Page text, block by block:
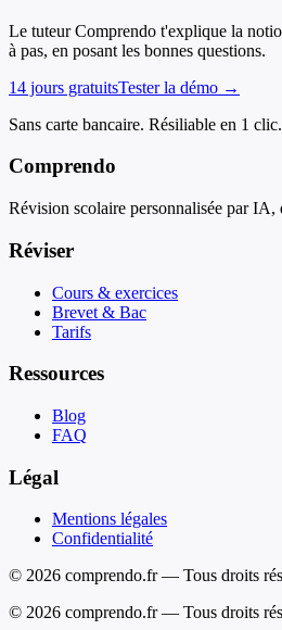
Le tuteur Comprendo t'explique la
à pas, en posant les bonnes questions.
14 jours gratuitsTester la démo →
Sans carte bancaire. Résiliable en 1 clic.
Comprendo
Révision scolaire personnalisée par IA,
Réviser
Cours & exercices
Brevet & Bac
Tarifs
Ressources
Blog
FAQ
Légal
Mentions légales
Confidentialité
© 2026 comprendo.fr — Tous droits
© 2026 comprendo.fr — Tous droits